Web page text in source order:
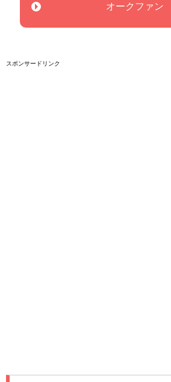
オークファン
スポンサードリンク